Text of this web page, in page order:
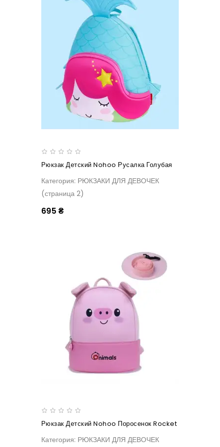
Рюкзак Детский Nohoo Русалка Голубая
Категория: РЮКЗАКИ ДЛЯ ДЕВОЧЕК
(страница 2)
695 ₴
Рюкзак Детский Nohoo Поросенок Rocket
Категория: РЮКЗАКИ ДЛЯ ДЕВОЧЕК